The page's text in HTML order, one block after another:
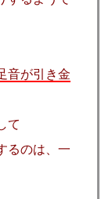
音が引き金
て
るのは、一